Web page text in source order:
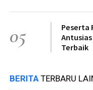
05
Peserta
Terbaik
BERITA TERBARU